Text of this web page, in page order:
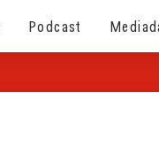
Podcast